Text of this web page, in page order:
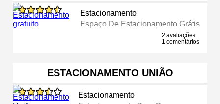
Estacionamento
Espaço De Estacionamento Grátis
2 avaliações
1 comentários
ESTACIONAMENTO UNIÃO
Estacionamento